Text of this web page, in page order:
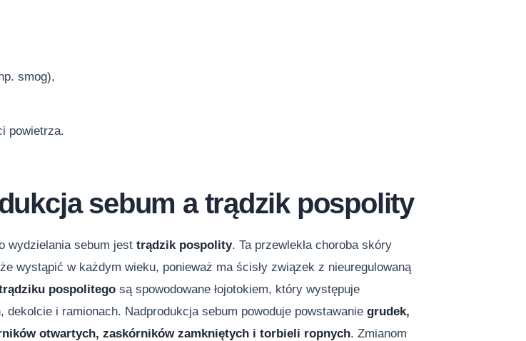
smog),
powietrza.
sebum a trądzik pospolity
wydzielania sebum jesttrądzik pospolity. Ta przewlekła choroba skóry
wystąpić w każdym wieku, ponieważ ma ścisły związek z nieuregulowaną
pospolitego są spowodowane łojotokiem, który występuje
i ramionach. Nadprodukcja sebum powoduje powstawaniegrudek,
otwartych, zaskórników zamkniętych i torbieli ropnych. Zmianom